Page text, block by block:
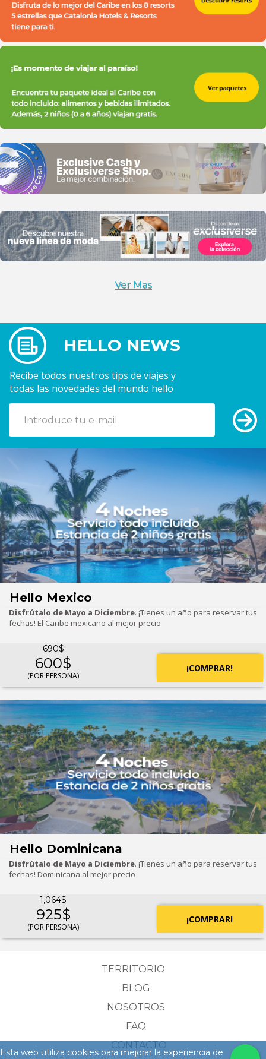
Ver Mas
HELLO NEWS
Recibe todos nuestros tips de viajes y
todas las novedades del mundo hello
Hello Mexico
Disfrútalo de Mayo a Diciembre. ¡Tienes un año para reservar tus
fechas! El Caribe mexicano al mejor precio
690$
600$
(POR PERSONA)
¡COMPRAR!
Hello Dominicana
Disfrútalo de Mayo a Diciembre. ¡Tienes un año para reservar tus
fechas! Dominicana al mejor precio
1,064$
925$
(POR PERSONA)
¡COMPRAR!
TERRITORIO
BLOG
NOSOTROS
FAQ
CONTACTO
Esta web utiliza cookies para mejorar la experiencia de